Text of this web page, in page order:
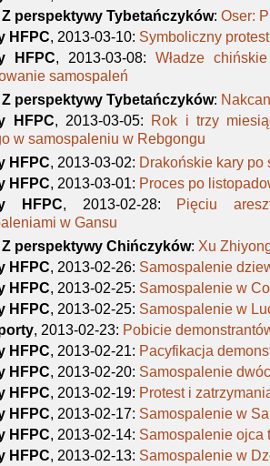
Z perspektywy Tybetańczyków:Oser:
HFPC, 2013-03-10: Symboliczny
HFPC, 2013-03-08:Władze
samospaleń
Z perspektywy Tybetańczyków:
HFPC, 2013-03-05: Rok i trzy
w samospaleniu w Rebgongu
HFPC, 2013-03-02: Drakońskie kary po
HFPC, 2013-03-01: Proces po
HFPC, 2013-02-28: Pięciu
w Gansu
Z perspektywy Chińczyków: Xu
HFPC, 2013-02-26: Samospalenie
HFPC, 2013-02-25: Samospalenie w
HFPC, 2013-02-25: Samospalenie w
, 2013-02-23: Pobicie
HFPC, 2013-02-21: Pacyfikacja
HFPC, 2013-02-20: Samospalenie
HFPC, 2013-02-19: Protest i
HFPC, 2013-02-17: Samospalenie w
HFPC, 2013-02-14: Samospalenie ojca
HFPC, 2013-02-13: Samospalenie w